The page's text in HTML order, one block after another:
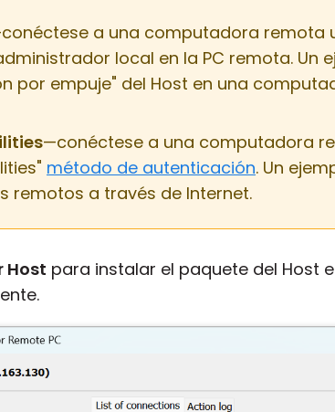
a una computadora remota
local en la PC remota. Un
por empuje" del Host en una
—conéctese a una computadora
método de autenticación. Un
remotos a través de Internet.
Host para instalar el paquete del Host